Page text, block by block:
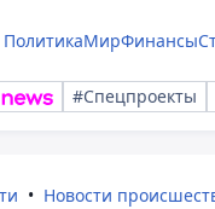
ПолитикаМирФинансы
#Спецпроекты
Новости